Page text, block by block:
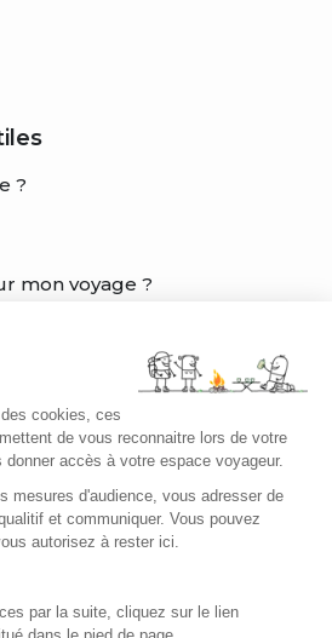
cookies, ces
de vous reconnaitre lors de votre
accès à votre espace voyageur.
mesures d'audience, vous adresser de
et communiquer. Vous pouvez
autorisez à rester ici.
par la suite, cliquez sur le lien
?
mon voyage ?